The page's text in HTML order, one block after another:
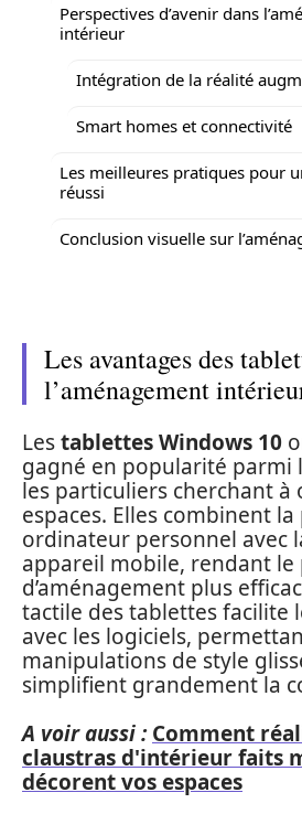
Perspectives d’avenir dans
intérieur
Intégration de la réalité
Smart homes et connectivité
Les meilleures pratiques pour
réussi
Conclusion visuelle sur
Les avantages des
l’aménagement
Lestablettes Windows 10
gagné en popularité parmi
les particuliers cherchant à
espaces. Elles combinent la
ordinateur personnel avec
appareil mobile, rendant le
d’aménagement plus
tactile des tablettes facilite
avec les logiciels,
manipulations de style
simplifient grandement la
A voir aussi : Comment
claustras d'intérieur faits
décorent vos espaces